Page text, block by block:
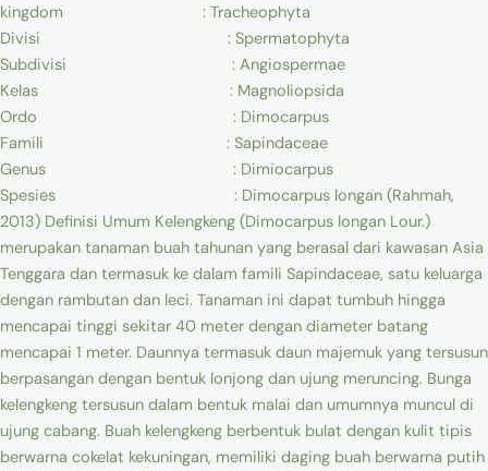
kingdom : Tracheophyta
Divisi : Spermatophyta
Subdivisi : Angiospermae
Kelas : Magnoliopsida
Ordo : Dimocarpus
Famili : Sapindaceae
Genus : Dimiocarpus
Spesies : Dimocarpus longan (Rahmah,
2013) Definisi Umum Kelengkeng (Dimocarpus longan Lour.)
merupakan tanaman buah tahunan yang berasal dari kawasan Asia
Tenggara dan termasuk ke dalam famili Sapindaceae, satu keluarga
dengan rambutan dan leci. Tanaman ini dapat tumbuh hingga
mencapai tinggi sekitar 40 meter dengan diameter batang
mencapai 1 meter. Daunnya termasuk daun majemuk yang tersusun
berpasangan dengan bentuk lonjong dan ujung meruncing. Bunga
kelengkeng tersusun dalam bentuk malai dan umumnya muncul di
ujung cabang. Buah kelengkeng berbentuk bulat dengan kulit tipis
berwarna cokelat kekuningan, memiliki daging buah berwarna putih